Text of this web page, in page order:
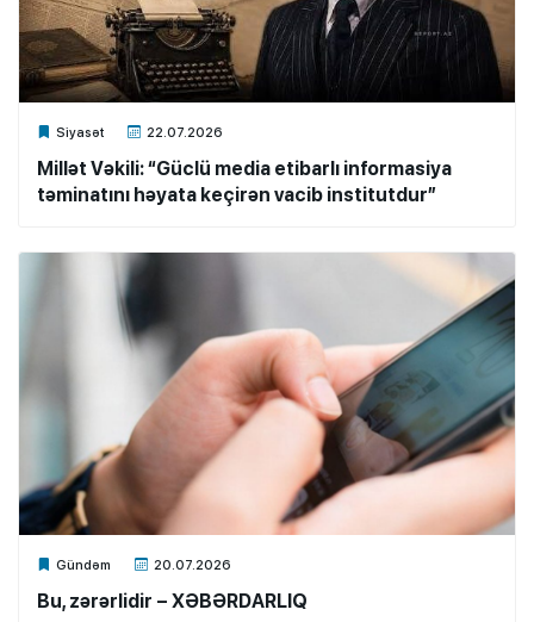
Siyasət 22.07.2026
Xalq.Online
Millət Vəkili: “Güclü media etibarlı informasiya
təminatını həyata keçirən vacib institutdur”
Gündəm 20.07.2026
Xalq.Online
Bu, zərərlidir – XƏBƏRDARLIQ